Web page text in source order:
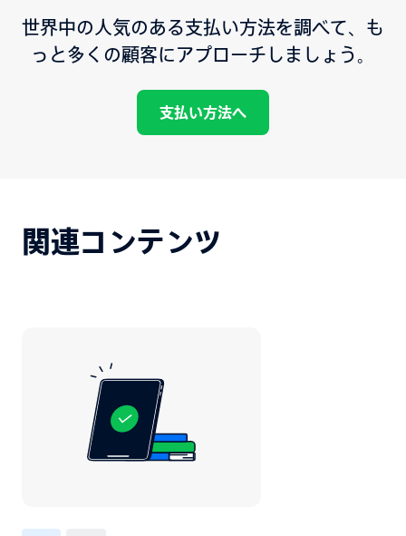
世界中の人気のある支払い方法を調べて、も
っと多くの顧客にアプローチしましょう。
支払い方法へ
関連コンテンツ